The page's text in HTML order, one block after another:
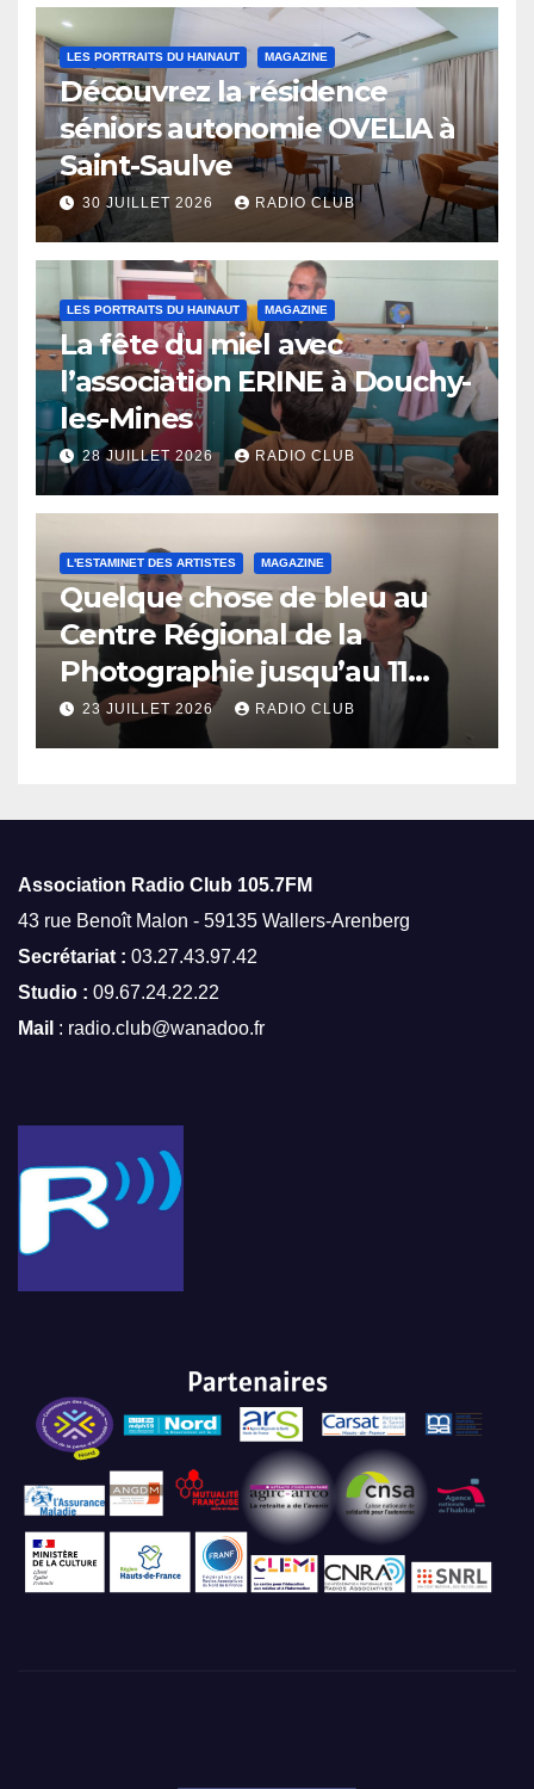
LES PORTRAITS DU HAINAUT MAGAZINE
Découvrez la résidence
séniors autonomie OVELIA à
Saint-Saulve
30 JUILLET 2026 RADIO CLUB
LES PORTRAITS DU HAINAUT MAGAZINE
La fête du miel avec
l’association ERINE à Douchy-
les-Mines
28 JUILLET 2026 RADIO CLUB
L'ESTAMINET DES ARTISTES MAGAZINE
Quelque chose de bleu au
Centre Régional de la
Photographie jusqu’au 11
octobre
23 JUILLET 2026 RADIO CLUB
Association Radio Club 105.7FM
43 rue Benoît Malon - 59135 Wallers-Arenberg
Secrétariat : 03.27.43.97.42
Studio : 09.67.24.22.22
Mail : radio.club@wanadoo.fr